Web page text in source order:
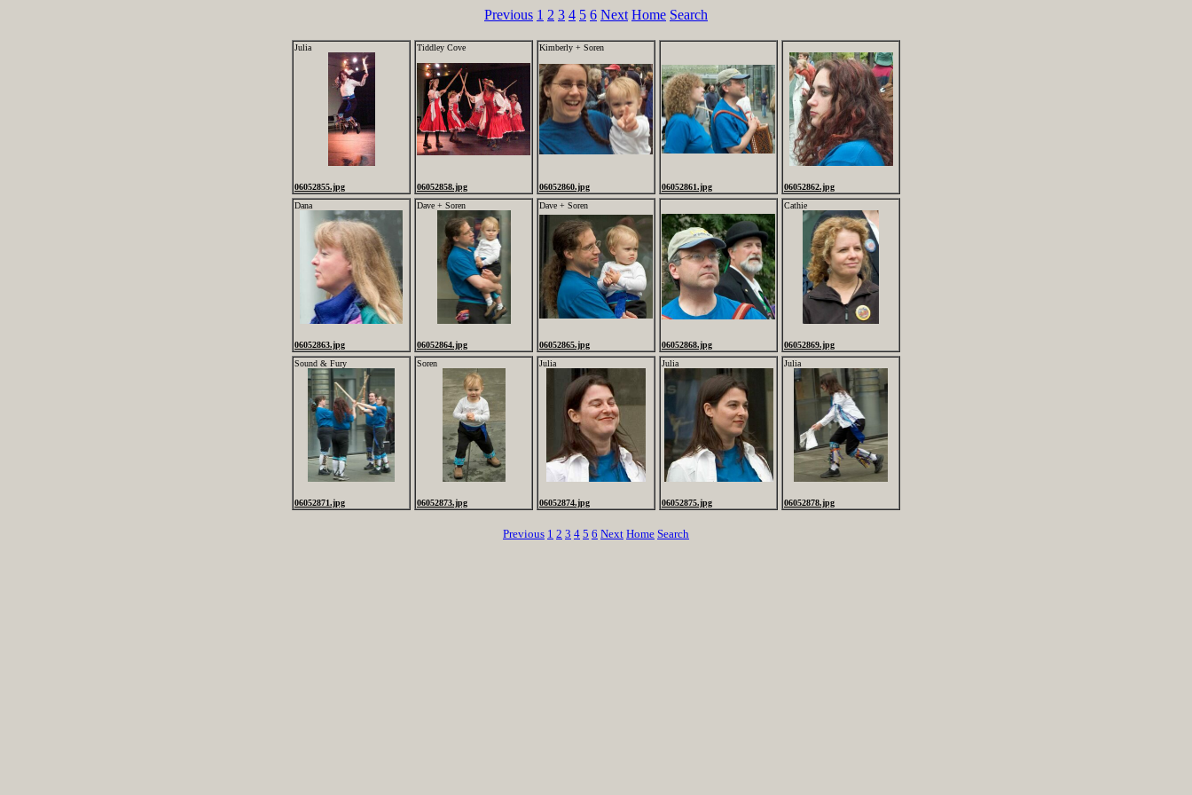
Previous 1 2 3 4 5 6 Next Home Search
Julia
06052855.jpg
Tiddley Cove
06052858.jpg
Kimberly + Soren
06052860.jpg 06052861.jpg
06052862.jpg
Dana
06052863.jpg
Dave + Soren
06052864.jpg
Dave + Soren
06052865.jpg 06052868.jpg
Cathie
06052869.jpg
Sound & Fury
06052871.jpg
Soren
06052873.jpg
Julia
06052874.jpg
Julia
06052875.jpg
Julia
06052878.jpg
Previous 1 2 3 4 5 6 Next Home Search